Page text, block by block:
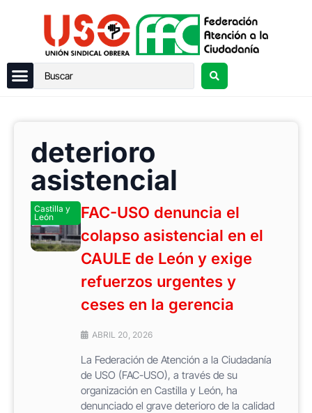
deterioro
asistencial
Castilla y
León
FAC-USO denuncia el
colapso asistencial en el
CAULE de León y exige
refuerzos urgentes y
ceses en la gerencia
ABRIL 20, 2026
La Federación de Atención a la Ciudadanía
de USO (FAC-USO), a través de su
organización en Castilla y León, ha
denunciado el grave deterioro de la calidad